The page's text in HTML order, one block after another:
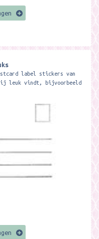
label stickers van
jij leuk vindt, bijvoorbeeld